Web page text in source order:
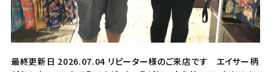
最終更新日 2026.07.04 リピーター様のご来店です エイサー柄